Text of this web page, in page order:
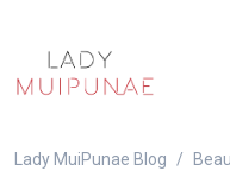
Lady MuiPunae Blog